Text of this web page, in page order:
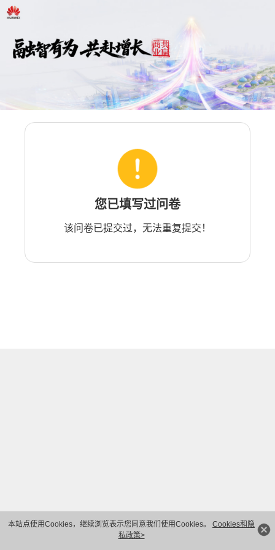
本站点使用Cookies，继续浏览表示您同意我们使用Cookies。 Cookies和隐
私政策>
您已填写过问卷
该问卷已提交过，无法重复提交！